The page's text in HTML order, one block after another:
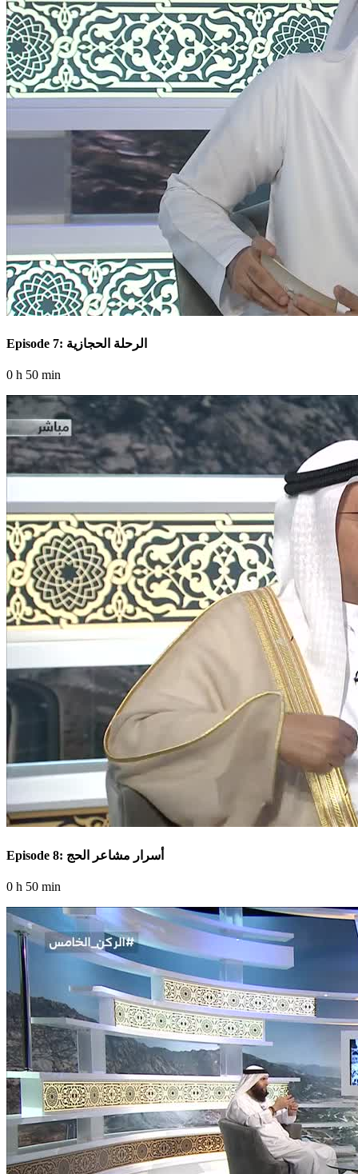
Episode 7: الرحلة الحجازية
0 h 50 min
Episode 8: أسرار مشاعر الحج
0 h 50 min